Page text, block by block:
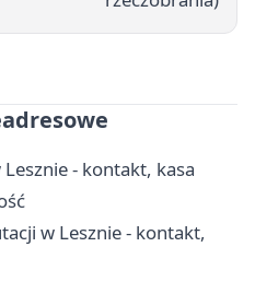
- kontakt, kasa
w Lesznie - kontakt,